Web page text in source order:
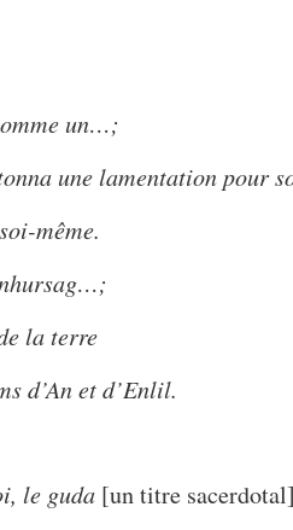
un…;
une lamentation pour
même.
la terre
d’An et d’Enlil.
le guda [un titre